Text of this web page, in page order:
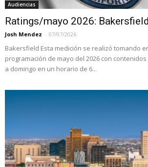
Audiencias
Ratings/mayo 2026:
Josh Mendez - 07/07/2026
Bakersfield Esta medición se realizó tomando
programación de mayo del 2026 con
a domingo en un horario de 6...